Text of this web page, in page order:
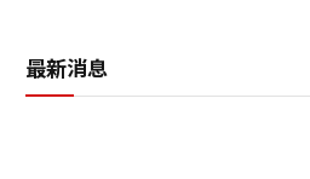
最新消息